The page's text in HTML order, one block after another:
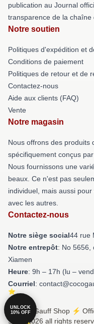
publication au Journal
transparence de la
Notre soutien
Politiques d'expédition et
Conditions de paiement
Politiques de retour et de
Contactez-nous
Aide aux clients (FAQ)
Vente
Notre magasin
Nous offrons des produits
spécifiquement conçus
Nous fournissons une
beaux. Ce n'est pas
individuel, mais aussi
avec les autres.
Contactez-nous
Notre siège social44 rue
Notre entrepôt: No 5656,
Xiamen
Heure: 9h – 17h (lu –
Courriel:
© Coco Gauff Shop ⚡️
Store 2026 all rights
UNLOCK
10% OFF